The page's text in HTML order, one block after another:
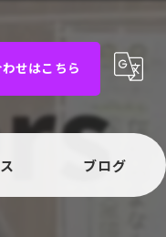
せはこちら
ブログ